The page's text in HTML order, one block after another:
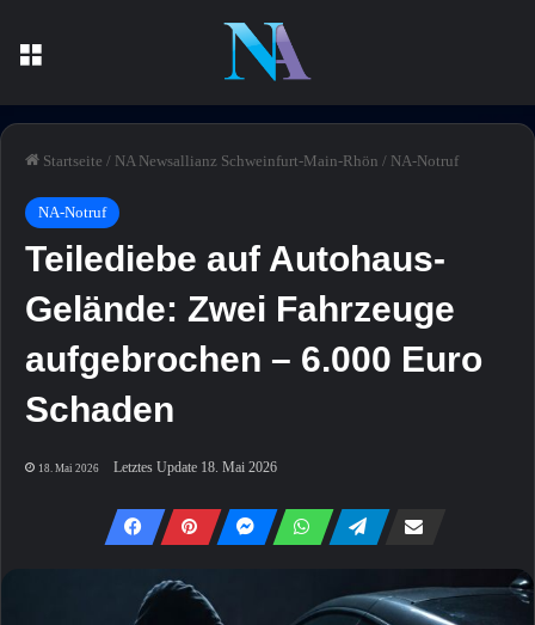
Startseite / NA Newsallianz Schweinfurt-Main-Rhön / NA-Notruf
NA-Notruf
Teilediebe auf Autohaus-
Gelände: Zwei Fahrzeuge
aufgebrochen – 6.000 Euro
Schaden
18. Mai 2026 Letztes Update 18. Mai 2026